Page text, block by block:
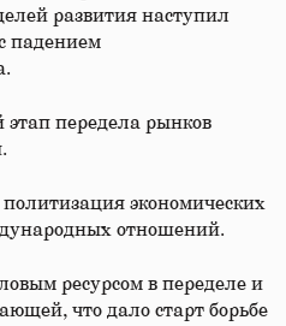
развития наступил
падением
передела рынков
экономических
отношений.
ресурсом в переделе и
что дало старт борьбе